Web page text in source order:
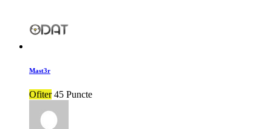
Mast3r
Ofiter 45 Puncte